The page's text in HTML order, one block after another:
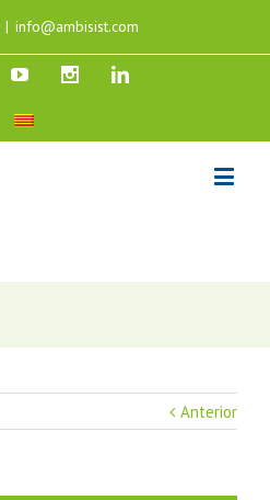
| info@ambisist.com
Anterior